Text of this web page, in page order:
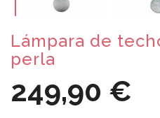
Lámpara de
perla
249,90 €